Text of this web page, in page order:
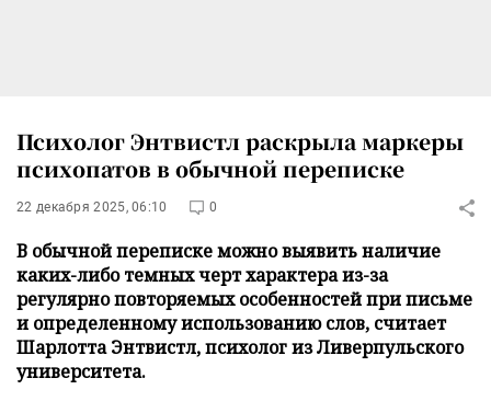
Психолог Энтвистл раскрыла маркеры
психопатов в обычной переписке
22 декабря 2025, 06:10 0
В обычной переписке можно выявить наличие
каких-либо темных черт характера из-за
регулярно повторяемых особенностей при письме
и определенному использованию слов, считает
Шарлотта Энтвистл, психолог из Ливерпульского
университета.